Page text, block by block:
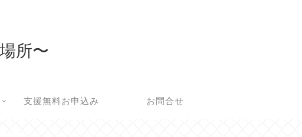
所〜
支援無料お申込み お問合せ